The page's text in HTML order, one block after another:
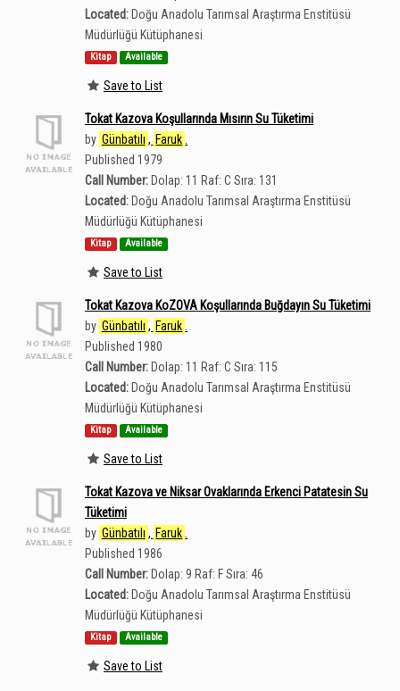
Located: Doğu Anadolu Tarımsal Araştırma Enstitüsü
Müdürlüğü Kütüphanesi
Kitap Available
Save to List
Tokat Kazova Koşullarında Mısırın Su Tüketimi
by Günbatılı , Faruk
Published 1979
Call Number: Dolap: 11 Raf: C Sıra: 131
Located: Doğu Anadolu Tarımsal Araştırma Enstitüsü
Müdürlüğü Kütüphanesi
Kitap Available
Save to List
Tokat Kazova KoZOVA Koşullarında Buğdayın Su Tüketimi
by Günbatılı , Faruk
Published 1980
Call Number: Dolap: 11 Raf: C Sıra: 115
Located: Doğu Anadolu Tarımsal Araştırma Enstitüsü
Müdürlüğü Kütüphanesi
Kitap Available
Save to List
Tokat Kazova ve Niksar Ovaklarında Erkenci Patatesin Su
Tüketimi
by Günbatılı , Faruk
Published 1986
Call Number: Dolap: 9 Raf: F Sıra: 46
Located: Doğu Anadolu Tarımsal Araştırma Enstitüsü
Müdürlüğü Kütüphanesi
Kitap Available
Save to List